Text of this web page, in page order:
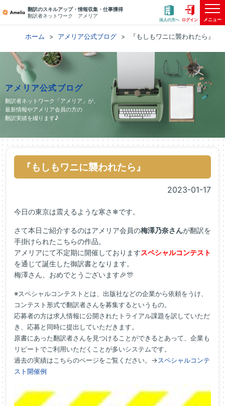
翻訳のスキルアップ・情報収集・仕事獲得
翻訳者ネットワーク アメリア
法人の方へ ログイン メニュー
ホーム アメリア公式ブログ 『もしもワニに襲われたら』
アメリア公式ブログ
翻訳者ネットワーク「アメリア」が、
最新情報やアメリア会員の方の
翻訳実績を綴ります♪
『もしもワニに襲われたら』
2023-01-17
今日の東京は震えるような寒さ❄です。
さて本日ご紹介するのはアメリア会員の梅澤乃奈さんが翻訳を
手掛けられたこちらの作品。
アメリアにて不定期に開催しておりますスペシャルコンテスト
を通じて誕生した御訳書となります。
梅澤さん、おめでとうございます🎉🎊
※スペシャルコンテストとは、出版社などの企業から依頼をうけ、
コンテスト形式で翻訳者さんを募集するというもの。
応募者の方は求人情報に公開されたトライアル課題を訳していただ
き、応募と同時に提出していただきます。
原書にあった翻訳者さんを見つけることができるとあって、企業も
リピートでご利用いただくことが多いシステムです。
過去の実績はこちらのページをご覧ください。→スペシャルコンテ
スト開催例